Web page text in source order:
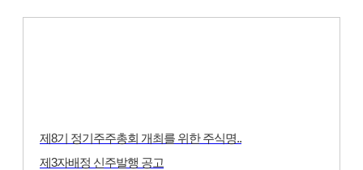
제8기 정기주주총회 개최를 위한 주식명..
제3자배정 신주발행 공고